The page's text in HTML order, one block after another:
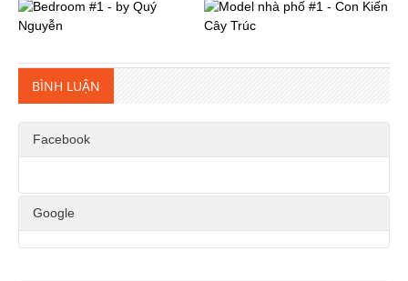
BÌNH LUẬN
Facebook
Google